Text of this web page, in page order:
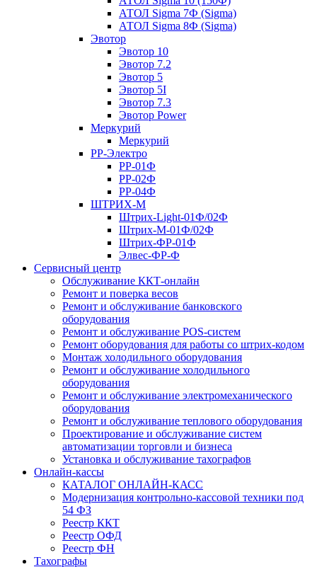
АТОЛ Sigma 7Ф (Sigma)
АТОЛ Sigma 8Ф (Sigma)
Эвотор
Эвотор 10
Эвотор 7.2
Эвотор 5
Эвотор 5I
Эвотор 7.3
Эвотор Power
Меркурий
Меркурий
РР-Электро
РР-01Ф
РР-02Ф
РР-04Ф
ШТРИХ-М
Штрих-Light-01Ф/02Ф
Штрих-М-01Ф/02Ф
Штрих-ФР-01Ф
Элвес-ФР-Ф
Сервисный центр
Обслуживание ККТ-онлайн
Ремонт и поверка весов
Ремонт и обслуживание банковского
оборудования
Ремонт и обслуживание POS-систем
Ремонт оборудования для работы со штрих-кодом
Монтаж холодильного оборудования
Ремонт и обслуживание холодильного
оборудования
Ремонт и обслуживание электромеханического
оборудования
Ремонт и обслуживание теплового оборудования
Проектирование и обслуживание систем
автоматизации торговли и бизнеса
Установка и обслуживание тахографов
Онлайн-кассы
КАТАЛОГ ОНЛАЙН-КАСС
Модернизация контрольно-кассовой техники под
54 ФЗ
Реестр ККТ
Реестр ОФД
Реестр ФН
Тахографы